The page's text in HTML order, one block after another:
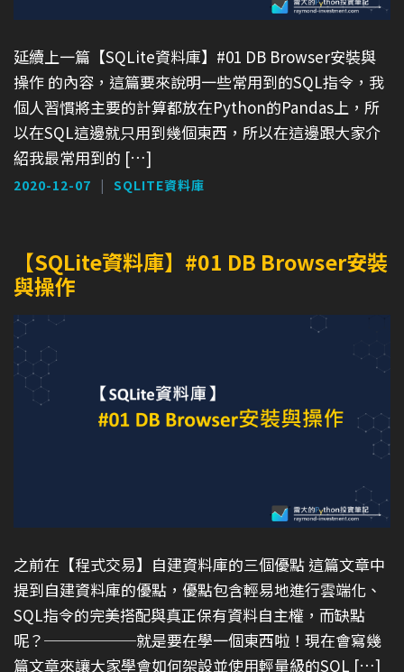
延續上一篇【SQLite資料庫】#01 DB Browser安裝與
操作 的內容，這篇要來說明一些常用到的SQL指令，我
個人習慣將主要的計算都放在Python的Pandas上，所
以在SQL這邊就只用到幾個東西，所以在這邊跟大家介
紹我最常用到的 […]
2020-12-07 SQLITE資料庫
【SQLite資料庫】#01 DB Browser安裝
與操作
之前在【程式交易】自建資料庫的三個優點 這篇文章中
提到自建資料庫的優點，優點包含輕易地進行雲端化、
SQL指令的完美搭配與真正保有資料自主權，而缺點
呢？──────就是要在學一個東西啦！現在會寫幾
篇文章來讓大家學會如何架設並使用輕量級的SQL […]